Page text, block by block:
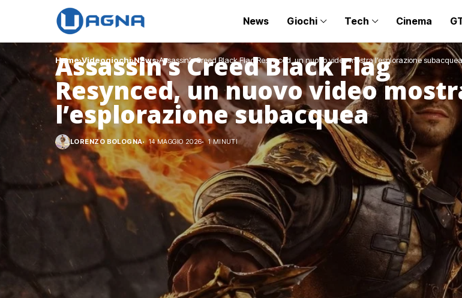
News Giochi Tech Cinema
Home Videogiochi News Assassin’s Creed Black Flag Resynced, un nuovo video mostra l’esplorazione subacquea
Assassin’s Creed Black Flag
Resynced, un nuovo video
l’esplorazione subacquea
LORENZO BOLOGNA 14 MAGGIO 2026 1 MINUTI